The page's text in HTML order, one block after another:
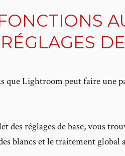
que Lightroom peut faire une
des réglages de base, vous
blancs et le traitement global